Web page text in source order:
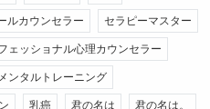
ルカウンセラー セラピーマスター
ェッショナル心理カウンセラー
メンタルトレーニング
乳癌 君の名は 君の名は。